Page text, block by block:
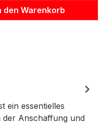
den
den Warenkorb
ein essentielles
der Anschaffung und